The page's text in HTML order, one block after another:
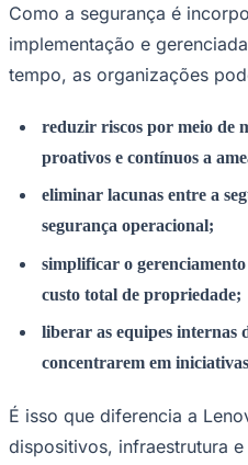
Santos
Como a segurança é
implementação e
tempo, as organizações
reduzir riscos por meio de
proativos e contínuos a
eliminar lacunas entre a
segurança operacional;
simplificar o
custo total de propriedade;
liberar as equipes internas
concentrarem em
É isso que diferencia a
dispositivos, infraestrutura